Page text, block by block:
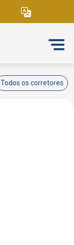
Todos os corretores